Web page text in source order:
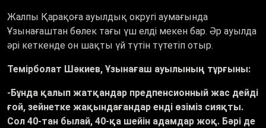
Жалпы Қарақоға ауылдық округі аумағында
Ұзынағаштан бөлек тағы үш елді мекен бар. Әр ауылда
әрі кеткенде он шақты үй түтін түтетіп отыр.
Темірболат Шәкиев, Ұзынағаш ауылының тұрғыны:
-Бұнда қалып жатқандар предпенсионный жас дейді
ғой, зейнетке жақындағандар енді өзіміз сияқты.
Сол 40-тан былай, 40-қа шейін адамдар жоқ. Бәрі де